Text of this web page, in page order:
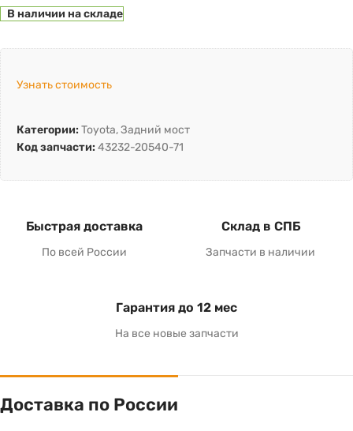
В наличии на складе
Узнать стоимость
Категории: Toyota,Задний мост
Код запчасти: 43232-20540-71
Быстрая доставка
По всей России
Склад в СПБ
Запчасти в наличии
Гарантия до 12 мес
На все новые запчасти
Доставка по России